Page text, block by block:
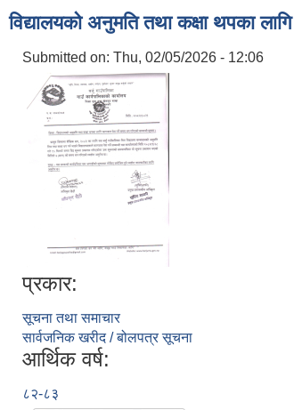
विद्यालयको अनुमति तथा कक्षा थपका
Submitted on: Thu, 02/05/2026 - 12:06
प्रकार:
सूचना तथा समाचार
सार्वजनिक खरीद / बोलपत्र सूचना
आर्थिक वर्ष:
८२-८३